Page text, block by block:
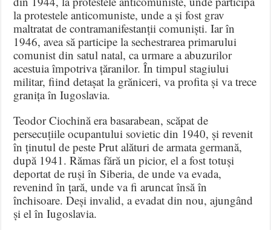
la protestele anticomuniste, unde a și fost grav
maltratat de contramanifestanții comuniști. Iar în
1946, avea să participe la sechestrarea primarului
comunist din satul natal, ca urmare a abuzurilor
acestuia împotriva țăranilor. În timpul stagiului
militar, fiind detașat la grăniceri, va profita și va trece
granița în Iugoslavia.
Teodor Ciochină era basarabean, scăpat de
persecuțiile ocupantului sovietic din 1940, și revenit
în ținutul de peste Prut alături de armata germană,
după 1941. Rămas fără un picior, el a fost totuși
deportat de ruși în Siberia, de unde va evada,
revenind în țară, unde va fi aruncat însă în
închisoare. Deși invalid, a evadat din nou, ajungând
și el în Iugoslavia.